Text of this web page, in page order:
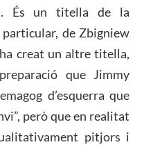
És un titella de la
de Zbigniew
creat un altre titella,
que Jimmy
d’esquerra que
però que en realitat
pitjors i